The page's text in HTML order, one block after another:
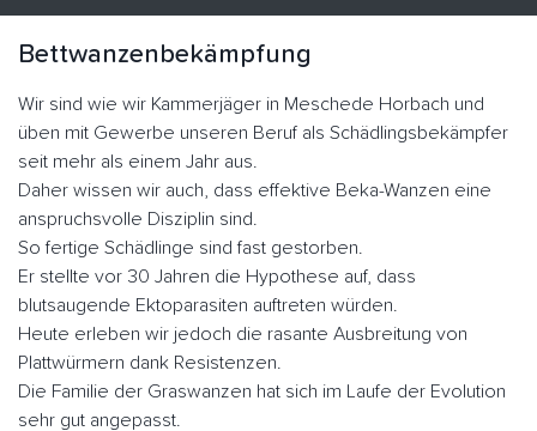
Bettwanzenbekämpfung
Wir sind wie wir Kammerjäger in Meschede Horbach und
üben mit Gewerbe unseren Beruf als Schädlingsbekämpfer
seit mehr als einem Jahr aus.
Daher wissen wir auch, dass effektive Beka-Wanzen eine
anspruchsvolle Disziplin sind.
So fertige Schädlinge sind fast gestorben.
Er stellte vor 30 Jahren die Hypothese auf, dass
blutsaugende Ektoparasiten auftreten würden.
Heute erleben wir jedoch die rasante Ausbreitung von
Plattwürmern dank Resistenzen.
Die Familie der Graswanzen hat sich im Laufe der Evolution
sehr gut angepasst.